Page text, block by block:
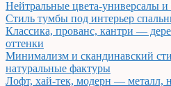
Нейтральные цвета-универсалы и
Стиль тумбы под интерьер
Классика, прованс, кантри —
оттенки
Минимализм и скандинавский
натуральные фактуры
Лофт, хай-тек, модерн — металл,